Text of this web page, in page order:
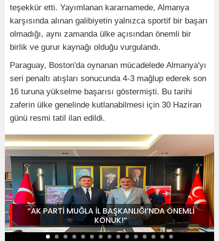
teşekkür etti. Yayımlanan kararnamede, Almanya
karşısında alınan galibiyetin yalnızca sportif bir başarı
olmadığı, aynı zamanda ülke açısından önemli bir
birlik ve gurur kaynağı olduğu vurgulandı.
Paraguay, Boston'da oynanan mücadelede Almanya'yı
seri penaltı atışları sonucunda 4-3 mağlup ederek son
16 turuna yükselme başarısı göstermişti. Bu tarihi
zaferin ülke genelinde kutlanabilmesi için 30 Haziran
günü resmi tatil ilan edildi.
“AK PARTİ MUĞLA İL BAŞKANLIĞI’NDA ÖNEMLİ
KONUK!”